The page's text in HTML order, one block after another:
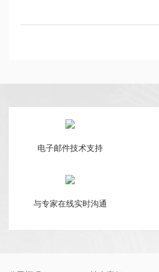
电子邮件技术支持
与专家在线实时沟通